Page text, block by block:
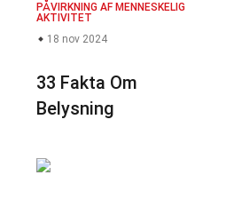
PÅVIRKNING AF MENNESKELIG
AKTIVITET
18 nov 2024
33 Fakta Om
Belysning